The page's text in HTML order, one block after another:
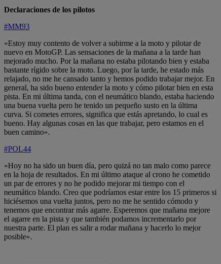
Declaraciones de los pilotos
#MM93
«Estoy muy contento de volver a subirme a la moto y pilotar de
nuevo en MotoGP. Las sensaciones de la mañana a la tarde han
mejorado mucho. Por la mañana no estaba pilotando bien y estaba
bastante rígido sobre la moto. Luego, por la tarde, he estado más
relajado, no me he cansado tanto y hemos podido trabajar mejor. En
general, ha sido bueno entender la moto y cómo pilotar bien en esta
pista. En mi última tanda, con el neumático blando, estaba haciendo
una buena vuelta pero he tenido un pequeño susto en la última
curva. Si cometes errores, significa que estás apretando, lo cual es
bueno. Hay algunas cosas en las que trabajar, pero estamos en el
buen camino».
#POL44
«Hoy no ha sido un buen día, pero quizá no tan malo como parece
en la hoja de resultados. En mi último ataque al crono he cometido
un par de errores y no he podido mejorar mi tiempo con el
neumático blando. Creo que podríamos estar entre los 15 primeros si
hiciésemos una vuelta juntos, pero no me he sentido cómodo y
tenemos que encontrar más agarre. Esperemos que mañana mejore
el agarre en la pista y que también podamos incrementarlo por
nuestra parte. El plan es salir a rodar mañana y hacerlo lo mejor
posible».